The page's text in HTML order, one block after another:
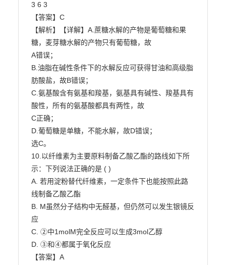
3 6 3
【答案】C
【解析】【详解】A.蔗糖水解的产物是葡萄糖和果
糖，麦芽糖水解的产物只有葡萄糖，故
A错误；
B.油脂在碱性条件下的水解反应可获得甘油和高级脂
肪酸盐，故B错误；
C.氨基酸含有氨基和羧基，氨基具有碱性、羧基具有
酸性，所有的氨基酸都具有两性，故
C正确；
D.葡萄糖是单糖，不能水解，故D错误；
选C。
10.以纤维素为主要原料制备乙酸乙酯的路线如下所
示：下列说法正确的是 ( )
A. 若用淀粉替代纤维素，一定条件下也能按照此路
线制备乙酸乙酯
B. M虽然分子结构中无醛基，但仍然可以发生银镜反
应
C. ②中1molM完全反应可以生成3mol乙醇
D. ③和④都属于氧化反应
【答案】A